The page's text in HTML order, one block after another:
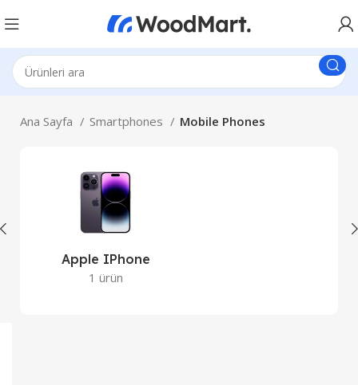
Ana Sayfa Smartphones Mobile Phones
Apple IPhone
1 ürün